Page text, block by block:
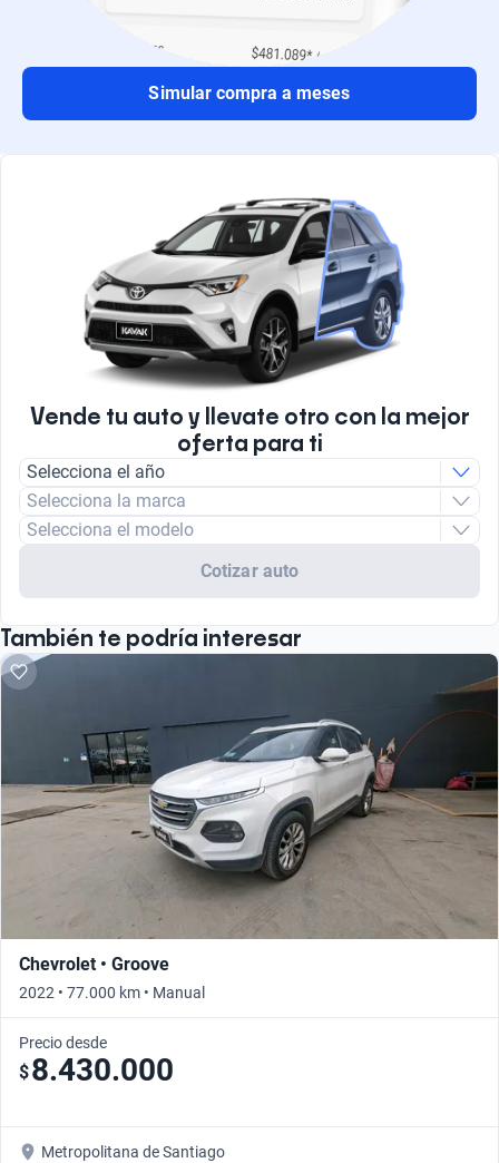
Simular compra a meses
Vende tu auto y llevate otro con la mejor
oferta para ti
Selecciona el año
Selecciona la marca
Selecciona el modelo
Cotizar auto
También te podría interesar
Chevrolet • Groove
2022 • 77.000 km • Manual
Precio desde
$8.430.000
Metropolitana de Santiago